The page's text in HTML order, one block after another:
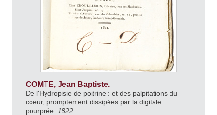
COMTE, Jean Baptiste.
De l'Hydropisie de poitrine : et des palpitations du
coeur, promptement dissipées par la digitale
pourprée.
1822.